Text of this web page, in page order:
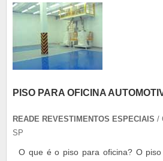
PISO PARA OFICINA
READE REVESTIMENTOS ESPECIAIS /
SP
O que é o piso para oficina? O piso